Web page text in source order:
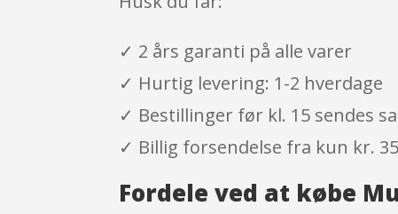
✓ 2 års garanti på alle varer
✓ Hurtig levering: 1-2 hverdage
✓ Bestillinger før kl. 15 sendes
✓ Billig forsendelse fra kun kr.
Fordele ved at købe